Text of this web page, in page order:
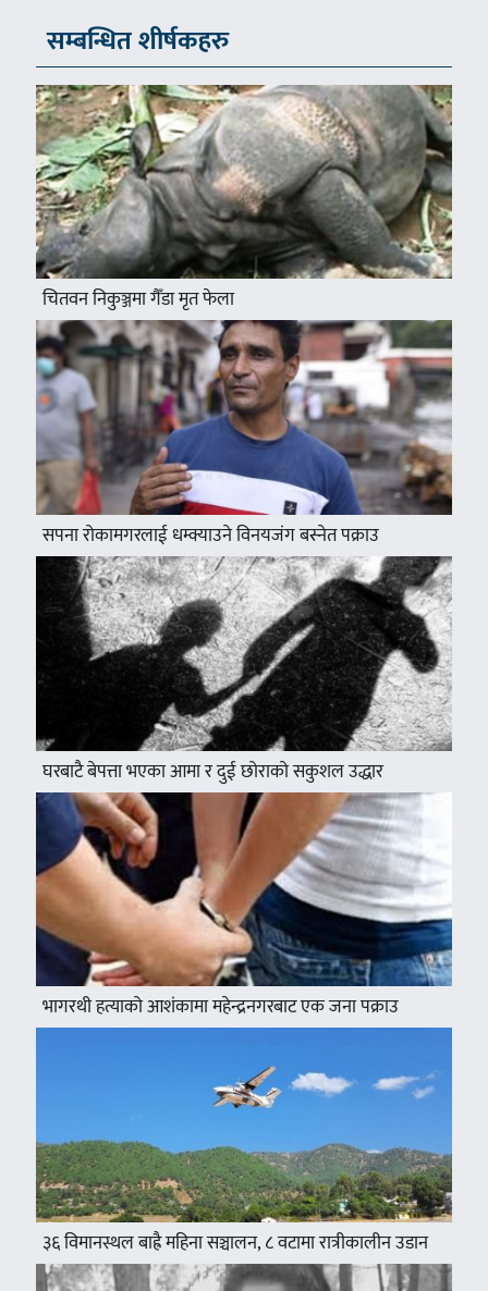
सम्बन्धित शीर्षकहरु
चितवन निकुञ्जमा गैँडा मृत फेला
सपना रोकामगरलाई धम्क्याउने विनयजंग बस्नेत पक्राउ
घरबाटै बेपत्ता भएका आमा र दुई छोराको सकुशल उद्धार
भागरथी हत्याको आशंकामा महेन्द्रनगरबाट एक जना पक्राउ
३६ विमानस्थल बाह्रै महिना सञ्चालन, ८ वटामा रात्रीकालीन उडान